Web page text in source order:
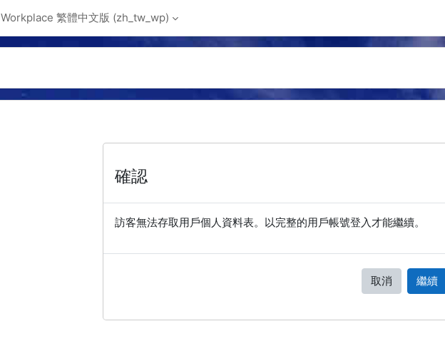
Workplace 繁體中文版 ‎(zh_tw_wp)‎
確認
訪客無法存取用戶個人資料表。以完整的用戶帳號登入才能繼續。
取消 繼續